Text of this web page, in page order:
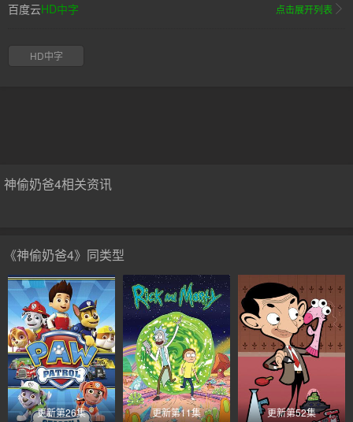
百度云HD中字 点击展开列表
HD中字
神偷奶爸4相关资讯
《神偷奶爸4》同类型
更新第26集 更新第11集 更新第52集